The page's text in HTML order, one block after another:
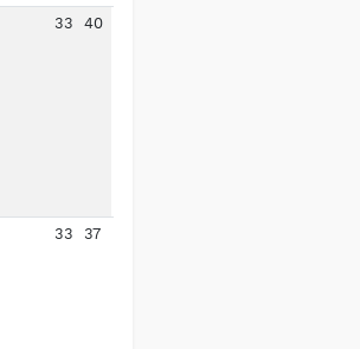
33 40
33 37